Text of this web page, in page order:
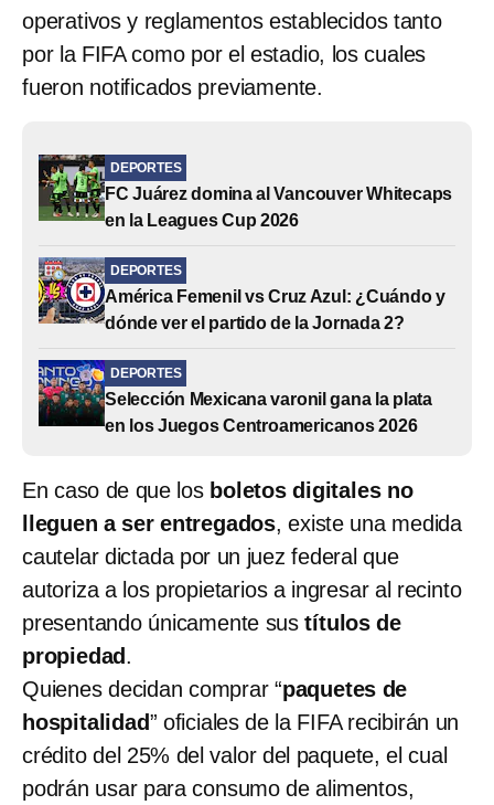
operativos y reglamentos establecidos tanto
por la FIFA como por el estadio, los cuales
fueron notificados previamente.
DEPORTES
FC Juárez domina al Vancouver Whitecaps
en la Leagues Cup 2026
DEPORTES
América Femenil vs Cruz Azul: ¿Cuándo y
dónde ver el partido de la Jornada 2?
DEPORTES
Selección Mexicana varonil gana la plata
en los Juegos Centroamericanos 2026
En caso de que los boletos digitales no
lleguen a ser entregados, existe una medida
cautelar dictada por un juez federal que
autoriza a los propietarios a ingresar al recinto
presentando únicamente sus títulos de
propiedad.
Quienes decidan comprar “paquetes de
hospitalidad” oficiales de la FIFA recibirán un
crédito del 25% del valor del paquete, el cual
podrán usar para consumo de alimentos,